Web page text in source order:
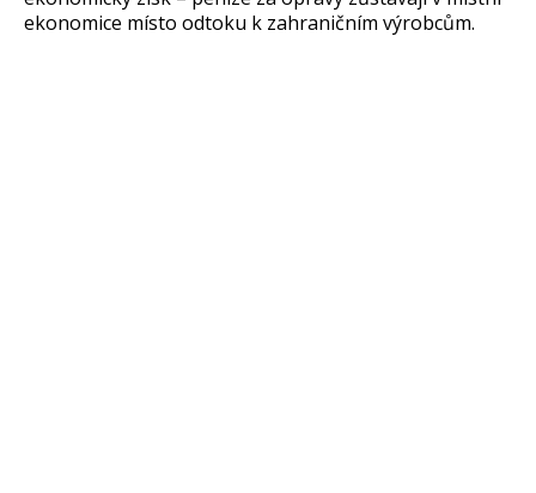
ekonomice místo odtoku k zahraničním výrobcům.